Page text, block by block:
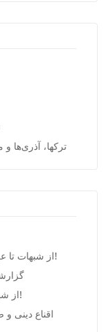
ترکها، آذری‌ها
از شبهات تا عرقخوری دکتر سروش!
از شبهات تا عرقخوری دکتر سروش!
اقناع دینی